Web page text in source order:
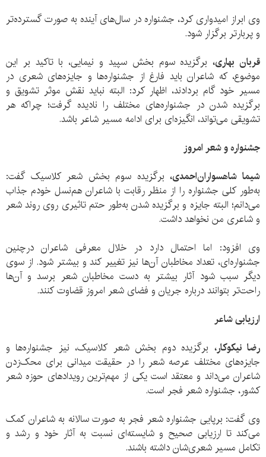
وی ابراز امیدواری کرد، جشنواره در سال‌های آینده به صورت گسترده‌تر
و پربارتر برگزار شود.
قربان بهاری،برگزیده سوم بخش سپید و نیمایی، با تاکید بر این
موضوع، که شاعران باید فارغ از جشنواره‌ها و جایزه‌های شعری در
مسیر خود گام بردادند، اظهار کرد: البته نباید نقش موثر تشویق و
برگزیده شدن در جشنواره‌های مختلف را نادیده گرفت؛ چراکه هر
تشویقی می‌تواند، انگیزه‌ای برای ادامه مسیر شاعر باشد.
جشنواره و شعر امروز
شیما شاهسواران‌احمدی،برگزیده سوم بخش شعر کلاسیک گفت:
به‌طور کلی جشنواره را از منظر رقابت با شاعران هم‌نسل خودم جذاب
می‌دانم؛ البته جایزه و برگزیده شدن به‌طور حتم تاثیری روی روند شعر
و شاعری من نخواهد داشت.
وی افزود: اما احتمال دارد در خلال معرفی شاعران درچنین
جشنواره‌ای، تعداد مخاطبان آن‌ها نیز تغییر کند و بیشتر شود. از سوی
دیگر سبب شود آثار بیشتر به دست مخاطبان شعر برسد و آن‌ها
راحت‌تر بتوانند درباره جریان و فضای شعر امروز قضاوت کنند.
ارزیابی شاعر
رضا نیکوکار، برگزیده دوم بخش شعر کلاسیک، نیز جشنواره‌ها و
جایزه‌‌های مختلف عرصه شعر را در حقیقت میدانی برای محک‌زدن
شاعران می‌داند و معتقد است یکی از مهم‌ترین رویدادهای حوزه شعر
کشور، جشنواره شعر فجر است.
وی گفت: برپایی جشنواره شعر فجر به صورت سالانه به شاعران کمک
می‌کند تا ارزیابی صحیح و شایسته‌ای نسبت به آثار خود و رشد و
تکامل مسیر شعری‌‌شان داشته باشند.